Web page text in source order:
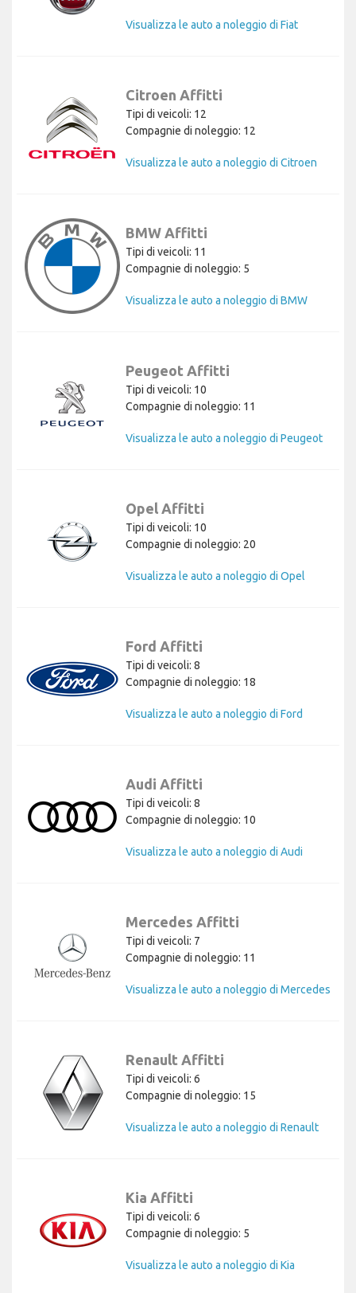
Visualizza le auto a noleggio di Fiat
Citroen Affitti
Tipi di veicoli: 12
Compagnie di noleggio: 12
Visualizza le auto a noleggio di Citroen
BMW Affitti
Tipi di veicoli: 11
Compagnie di noleggio: 5
Visualizza le auto a noleggio di BMW
Peugeot Affitti
Tipi di veicoli: 10
Compagnie di noleggio: 11
Visualizza le auto a noleggio di Peugeot
Opel Affitti
Tipi di veicoli: 10
Compagnie di noleggio: 20
Visualizza le auto a noleggio di Opel
Ford Affitti
Tipi di veicoli: 8
Compagnie di noleggio: 18
Visualizza le auto a noleggio di Ford
Audi Affitti
Tipi di veicoli: 8
Compagnie di noleggio: 10
Visualizza le auto a noleggio di Audi
Mercedes Affitti
Tipi di veicoli: 7
Compagnie di noleggio: 11
Visualizza le auto a noleggio di Mercedes
Renault Affitti
Tipi di veicoli: 6
Compagnie di noleggio: 15
Visualizza le auto a noleggio di Renault
Kia Affitti
Tipi di veicoli: 6
Compagnie di noleggio: 5
Visualizza le auto a noleggio di Kia